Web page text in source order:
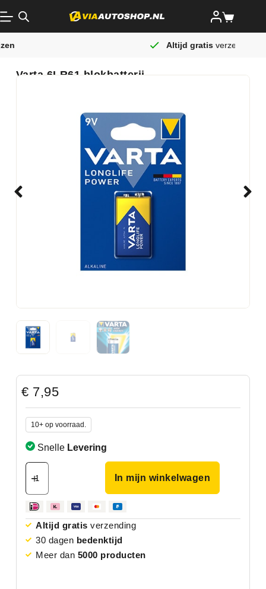
verzending
Varta 6LR61 blokbatterij
€ 7,95
10+ op voorraad.
Snelle Levering
In mijn winkelwagen
Altijd gratis verzending
30 dagen bedenktijd
Meer dan 5000 producten